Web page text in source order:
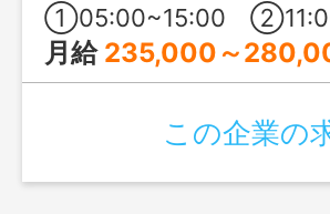
①05:00~15:00
月給 235,000～
この企業の